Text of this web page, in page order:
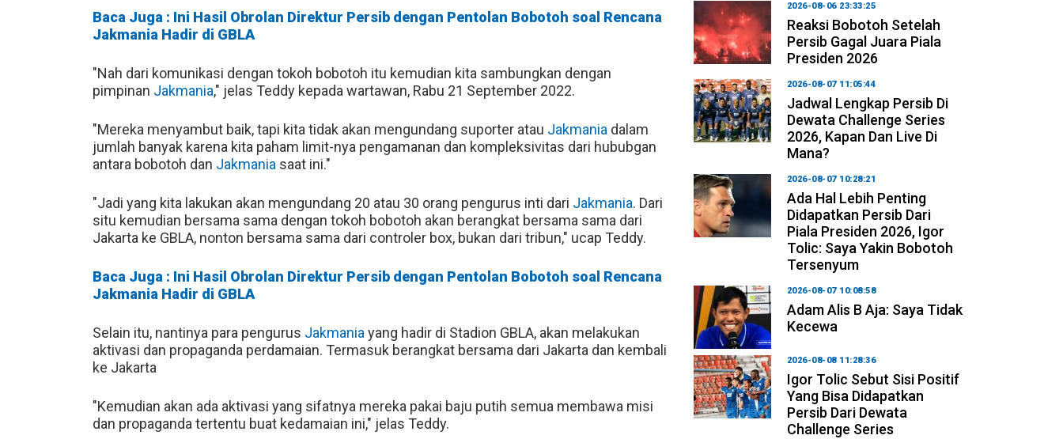
Baca Juga : Ini Hasil Obrolan Direktur Persib dengan Pentolan Bobotoh soal Rencana
Jakmania Hadir di GBLA
"Nah dari komunikasi dengan tokoh bobotoh itu kemudian kita sambungkan dengan
pimpinan Jakmania," jelas Teddy kepada wartawan, Rabu 21 September 2022.
"Mereka menyambut baik, tapi kita tidak akan mengundang suporter atau Jakmania dalam
jumlah banyak karena kita paham limit-nya pengamanan dan kompleksivitas dari hububgan
antara bobotoh dan Jakmania saat ini."
"Jadi yang kita lakukan akan mengundang 20 atau 30 orang pengurus inti dari Jakmania. Dari
situ kemudian bersama sama dengan tokoh bobotoh akan berangkat bersama sama dari
Jakarta ke GBLA, nonton bersama sama dari controler box, bukan dari tribun," ucap Teddy.
Baca Juga : Ini Hasil Obrolan Direktur Persib dengan Pentolan Bobotoh soal Rencana
Jakmania Hadir di GBLA
Selain itu, nantinya para pengurus Jakmania yang hadir di Stadion GBLA, akan melakukan
aktivasi dan propaganda perdamaian. Termasuk berangkat bersama dari Jakarta dan kembali
ke Jakarta
"Kemudian akan ada aktivasi yang sifatnya mereka pakai baju putih semua membawa misi
dan propaganda tertentu buat kedamaian ini," jelas Teddy.
2026-08-06 23:33:25
Reaksi Bobotoh Setelah
Persib Gagal Juara Piala
Presiden 2026
2026-08-07 11:05:44
Jadwal Lengkap Persib Di
Dewata Challenge Series
2026, Kapan Dan Live Di
Mana?
2026-08-07 10:28:21
Ada Hal Lebih Penting
Didapatkan Persib Dari
Piala Presiden 2026, Igor
Tolic: Saya Yakin Bobotoh
Tersenyum
2026-08-07 10:08:58
Adam Alis B Aja: Saya Tidak
Kecewa
2026-08-08 11:28:36
Igor Tolic Sebut Sisi Positif
Yang Bisa Didapatkan
Persib Dari Dewata
Challenge Series